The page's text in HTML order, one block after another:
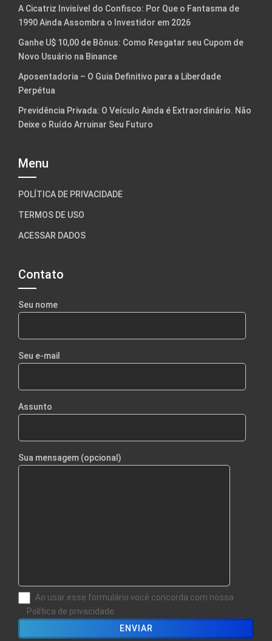
A Cicatriz Invisível do Confisco: Por Que o Fantasma de
1990 Ainda Assombra o Investidor em 2026
Ganhe U$ 10,00 de Bônus: Como Resgatar seu Cupom de
Novo Usuário na Binance
Aposentadoria – O Guia Definitivo para a Liberdade
Perpétua
Previdência Privada: O Veículo Ainda é Extraordinário. Não
Deixe o Ruído Arruinar Seu Futuro
Menu
POLÍTICA DE PRIVACIDADE
TERMOS DE USO
ACESSAR DADOS
Contato
Seu nome
Seu e-mail
Assunto
Sua mensagem (opcional)
Ao usar esse formulário você concorda com nossa
Política de privacidade.